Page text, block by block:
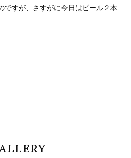
ですが、さすがに今日はビール２本